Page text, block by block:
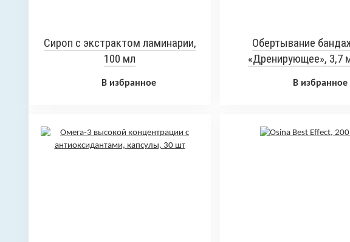
Сироп с экстрактом ламинарии,
100 мл
В избранное
Обертывание
«Дренирующее», 3,7
В избранное